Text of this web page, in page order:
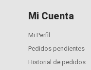
Mi Cuenta
Mi Perfil
Pedidos pendientes
Historial de pedidos